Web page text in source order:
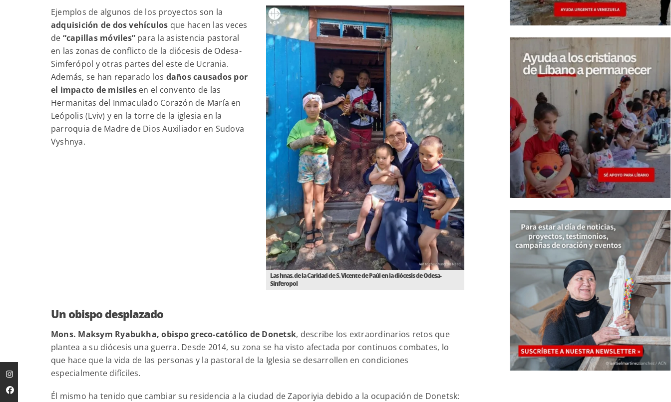
Ejemplos de algunos de los proyectos son la
adquisición de dos vehículos que hacen las veces
de “capillas móviles” para la asistencia pastoral
en las zonas de conflicto de la diócesis de Odesa-
Simferópol y otras partes del este de Ucrania.
Además, se han reparado los daños causados por
el impacto de misilesen el convento de las
Hermanitas del Inmaculado Corazón de María en
Leópolis (Lviv) y en la torre de la iglesia en la
parroquia de Madre de Dios Auxiliador en Sudova
Vyshnya.
Las hnas. de la Caridad de S. Vicente de Paúl en la diócesis de Odesa-
Sinferopol
Un obispo desplazado
Mons. Maksym Ryabukha, obispo greco-católico de Donetsk, describe los extraordinarios retos que
plantea a su diócesis una guerra. Desde 2014, su zona se ha visto afectada por continuos combates, lo
que hace que la vida de las personas y la pastoral de la Iglesia se desarrollen en condiciones
especialmente difíciles.
Él mismo ha tenido que cambiar su residencia a la ciudad de Zaporiyia debido a la ocupación de Donetsk: